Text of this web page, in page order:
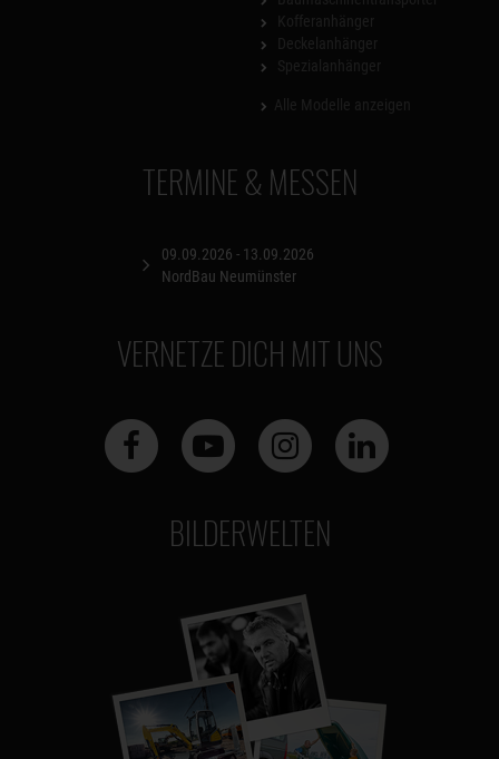
TERMINE & MESSEN
09.09.2026 - 13.09.2026
NordBau Neumünster
VERNETZE DICH MIT UNS
BILDERWELTEN